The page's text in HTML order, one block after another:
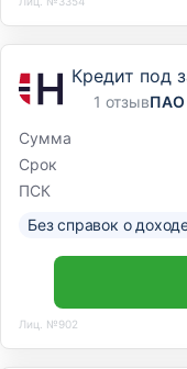
Кредит под
1 отзывПАО
Сумма
Срок
ПСК
Без справок о
Лиц. №902